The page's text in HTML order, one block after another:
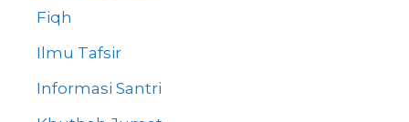
Fiqh
Ilmu Tafsir
Informasi Santri